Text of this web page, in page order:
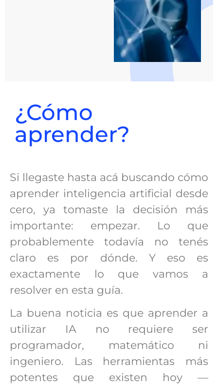
¿Cómo
aprender?
Si llegaste hasta acá buscando cómo
aprender inteligencia artificial desde
cero, ya tomaste la decisión más
importante: empezar. Lo que
probablemente todavía no tenés
claro es por dónde. Y eso es
exactamente lo que vamos a
resolver en esta guía.
La buena noticia es que aprender a
utilizar IA no requiere ser
programador, matemático ni
ingeniero. Las herramientas más
potentes que existen hoy —